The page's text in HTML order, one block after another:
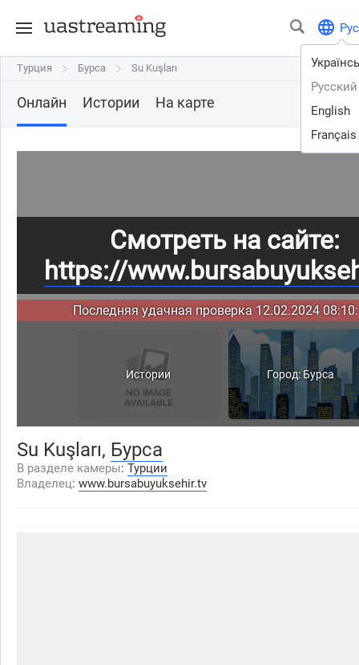
Рус
Русский
English
Français
Турция Бурса Su Kuşları
Турция Бурса Su Kuşları
Онлайн Истории На карте
Смотреть на сайте:
https://
Последняя удачная проверка 12.02.2024
Истории Город: Бурса
Su Kuşları, Бурса
В разделе камеры: Турции
Владелец: www.bursabuyuksehir.tv